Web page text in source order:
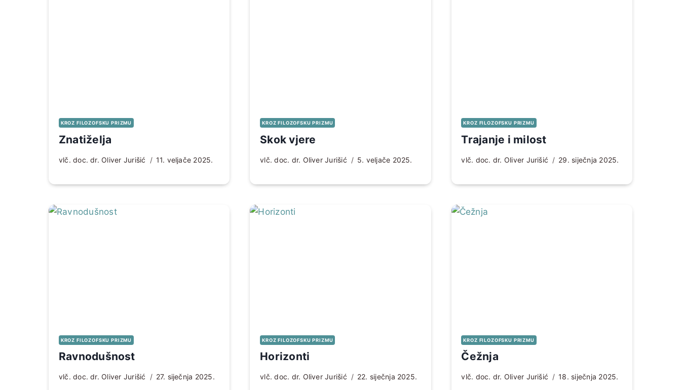
KROZ FILOZOFSKU PRIZMU
Znatiželja
vlč. doc. dr. Oliver Jurišić 11. veljače 2025.
KROZ FILOZOFSKU PRIZMU
Skok vjere
vlč. doc. dr. Oliver Jurišić 5. veljače 2025.
KROZ FILOZOFSKU PRIZMU
Trajanje i milost
vlč. doc. dr. Oliver Jurišić 29. siječnja 2025.
KROZ FILOZOFSKU PRIZMU
Ravnodušnost
vlč. doc. dr. Oliver Jurišić 27. siječnja 2025.
KROZ FILOZOFSKU PRIZMU
Horizonti
vlč. doc. dr. Oliver Jurišić 22. siječnja 2025.
KROZ FILOZOFSKU PRIZMU
Čežnja
vlč. doc. dr. Oliver Jurišić 18. siječnja 2025.